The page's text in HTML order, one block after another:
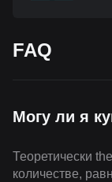
FAQ
Могу ли я
Теоретически
количестве,